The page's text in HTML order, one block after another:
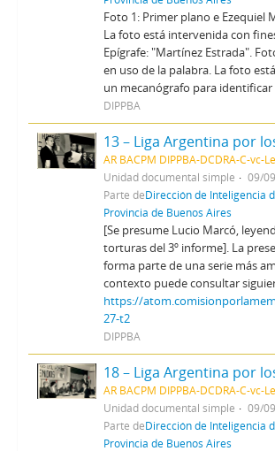
Foto 1: Primer plano e Ezequiel
La foto está intervenida con
Epígrafe: "Martínez Estrada".
en uso de la palabra. La foto
un mecanógrafo para identificar
DIPPBA
AR BACPM DIPPBA-DCDRA-C-vc-
Unidad documental simple
09/
Parte deDirección de Inteligencia
Provincia de Buenos Aires
[Se presume Lucio Marcó,
torturas del 3º informe]. La
forma parte de una serie más
contexto puede consultar
https://
27-t2
DIPPBA
AR BACPM DIPPBA-DCDRA-C-vc-
Unidad documental simple
09/
Parte deDirección de Inteligencia
Provincia de Buenos Aires